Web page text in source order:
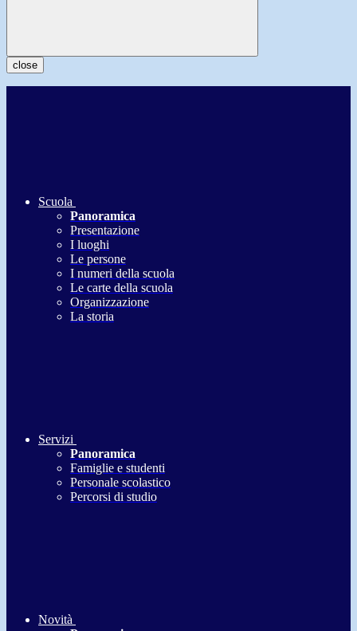
close
Scuola
Panoramica
Presentazione
I luoghi
Le persone
I numeri della scuola
Le carte della scuola
Organizzazione
La storia
Servizi
Panoramica
Famiglie e studenti
Personale scolastico
Percorsi di studio
Novità